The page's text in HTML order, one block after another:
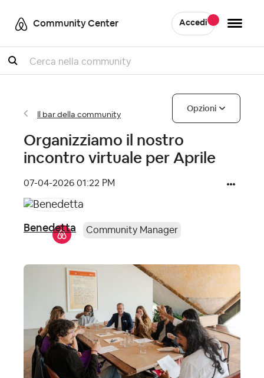
Community Center Accedi
Cercare
Il bar della community
Opzioni
Organizziamo il nostro
incontro virtuale per Aprile
‎07-04-2026 01:22 PM
Benedetta Community Manager